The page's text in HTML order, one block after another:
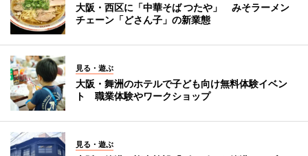
大阪・西区に「中華そば つたや」 みそラーメン
チェーン「どさん子」の新業態
見る・遊ぶ
大阪・舞洲のホテルで子ども向け無料体験イベン
ト 職業体験やワークショップ
見る・遊ぶ